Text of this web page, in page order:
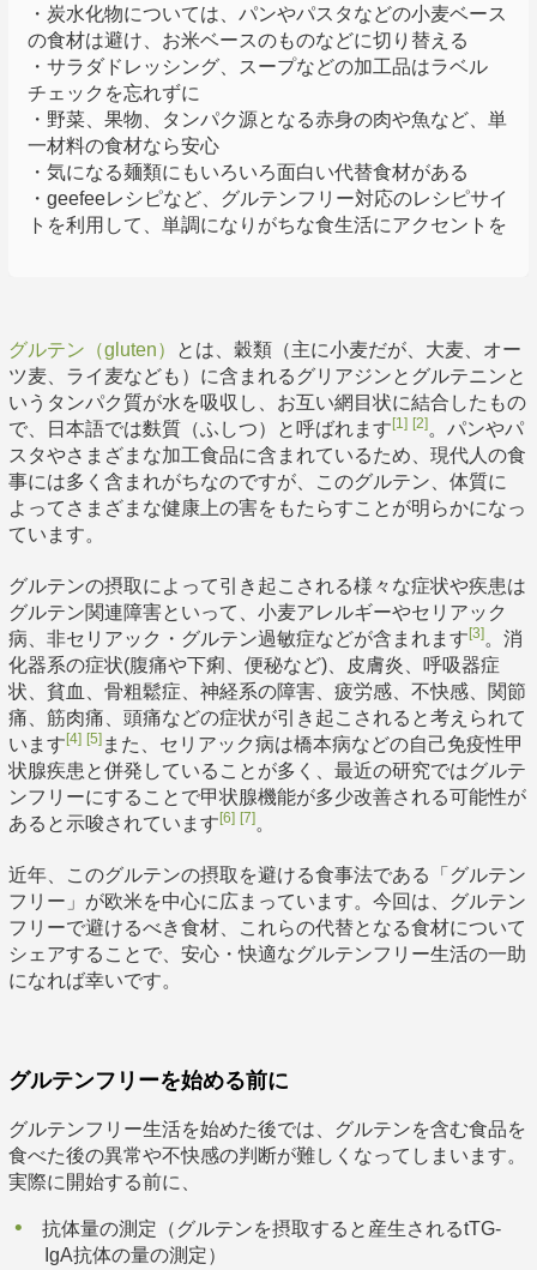
・炭水化物については、パンやパスタなどの小麦ベース
の食材は避け、お米ベースのものなどに切り替える
・サラダドレッシング、スープなどの加工品はラベル
チェックを忘れずに
・野菜、果物、タンパク源となる赤身の肉や魚など、単
一材料の食材なら安心
・気になる麺類にもいろいろ面白い代替食材がある
・geefeeレシピなど、グルテンフリー対応のレシピサイ
トを利用して、単調になりがちな食生活にアクセントを
グルテン（gluten）
とは、穀類（主に小麦だが、大麦、オー
ツ麦、ライ麦なども）に含まれるグリアジンとグルテニンと
いうタンパク質が水を吸収し、お互い網目状に結合したもの
で、日本語では麩質（ふしつ）と呼ばれます [1] [2]。パンやパ
スタやさまざまな加工食品に含まれているため、現代人の食
事には多く含まれがちなのですが、このグルテン、体質に
よってさまざまな健康上の害をもたらすことが明らかになっ
ています。
グルテンの摂取によって引き起こされる様々な症状や疾患は
グルテン関連障害といって、小麦アレルギーやセリアック
病、非セリアック・グルテン過敏症などが含まれます[3]。消
化器系の症状(腹痛や下痢、便秘など)、皮膚炎、呼吸器症
状、貧血、骨粗鬆症、神経系の障害、疲労感、不快感、関節
痛、筋肉痛、頭痛などの症状が引き起こされると考えられて
います[4] [5]また、セリアック病は橋本病などの自己免疫性甲
状腺疾患と併発していることが多く、最近の研究ではグルテ
ンフリーにすることで甲状腺機能が多少改善される可能性が
あると示唆されています[6] [7]。
近年、このグルテンの摂取を避ける食事法である「グルテン
フリー」が欧米を中心に広まっています。今回は、グルテン
フリーで避けるべき食材、これらの代替となる食材について
シェアすることで、安心・快適なグルテンフリー生活の一助
になれば幸いです。
グルテンフリーを始める前に
グルテンフリー生活を始めた後では、グルテンを含む食品を
食べた後の異常や不快感の判断が難しくなってしまいます。
実際に開始する前に、
抗体量の測定（グルテンを摂取すると産生されるtTG-
IgA抗体の量の測定）